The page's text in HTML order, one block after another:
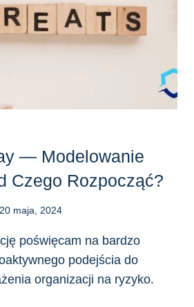
— Modelowanie
Czego Rozpocząć?
20 maja, 2024
poświęcam na bardzo
podejścia do
organizacji na ryzyko.